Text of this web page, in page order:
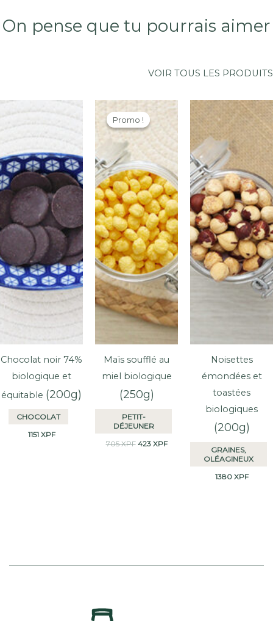
SÉSAME
On pense que tu pourrais aimer
VOIR TOUS LES PRODUITS
Chocolat noir 74%
biologique et
équitable (200g)
CHOCOLAT
1151 XPF
Promo !
Promo !
Maïs soufflé au
miel biologique
(250g)
PETIT-
DÉJEUNER
705XPF Le
423 XPFLe
Noisettes
émondées et
toastées
biologiques
(200g)
GRAINES,
OLÉAGINEUX
1380 XPF